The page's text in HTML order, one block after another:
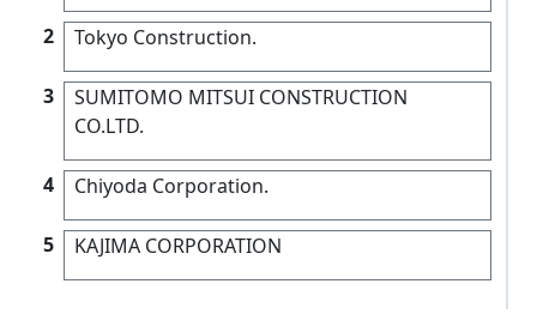
2 Tokyo Construction.
3
SUMITOMO MITSUI CONSTRUCTION
CO.LTD.
4 Chiyoda Corporation.
5 KAJIMA CORPORATION